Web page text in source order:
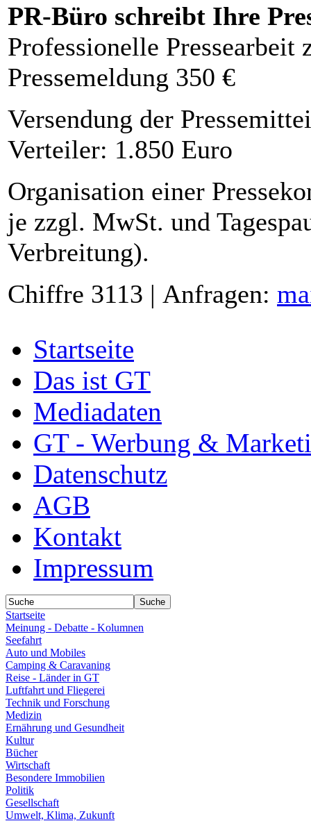
PR-Büro schreibt Ihre
Professionelle Pressearbeit
Pressemeldung 350 €
Versendung der
Verteiler: 1.850 Euro
Organisation einer
je zzgl. MwSt. und
Verbreitung).
Chiffre 3113 | Anfragen:
Startseite
Das ist GT
Mediadaten
GT - Werbung &
Datenschutz
AGB
Kontakt
Impressum
Startseite
Meinung - Debatte - Kolumnen
Seefahrt
Auto und Mobiles
Camping & Caravaning
Reise - Länder in GT
Luftfahrt und Fliegerei
Technik und Forschung
Medizin
Ernährung und Gesundheit
Kultur
Bücher
Wirtschaft
Besondere Immobilien
Politik
Gesellschaft
Umwelt, Klima, Zukunft